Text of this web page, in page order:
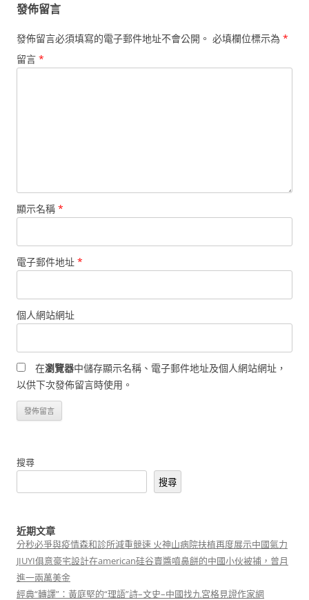
發佈留言
發佈留言必須填寫的電子郵件地址不會公開。 必填欄位標示為 *
留言 *
顯示名稱 *
電子郵件地址 *
個人網站網址
在瀏覽器中儲存顯示名稱、電子郵件地址及個人網站網址，
以供下次發佈留言時使用。
搜尋
搜尋
近期文章
分秒必爭與疫情森和診所減重競速 火神山病院扶植再度展示中國氣力
JIUYI俱意豪宅設計在american硅谷賣醬噴鼻餅的中國小伙被捕，曾月
進一兩萬美金
經典“轉譯”：黃庭堅的“理語”詩–文史–中國找九宮格見證作家網